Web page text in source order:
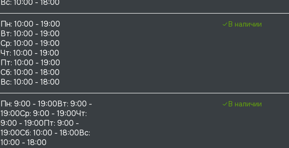
Пн: 10:00 - 19:00
Вт: 10:00 - 19:00
Ср: 10:00 - 19:00
Чт: 10:00 - 19:00
Пт: 10:00 - 19:00
Сб: 10:00 - 18:00
В наличии
Пн: 9:00 - 19:00Вт: 9:00 -
19:00Ср: 9:00 - 19:00Чт:
9:00 - 19:00Пт: 9:00 -
19:00Сб: 10:00 - 18:00Вс:
10:00 - 18:00
В наличии